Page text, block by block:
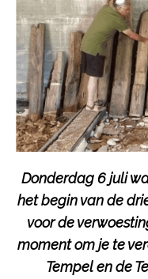
Donderdag 6 juli
het begin van de
voor de
moment om je te
Tempel en de